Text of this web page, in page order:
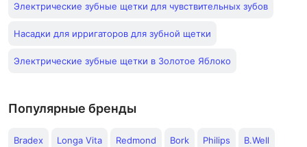
Электрические зубные щетки для чувствительных зубов
Насадки для ирригаторов для зубной щетки
Электрические зубные щетки в Золотое Яблоко
Популярные бренды
Bradex Longa Vita Redmond Bork Philips B.Well